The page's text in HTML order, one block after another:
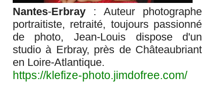
Nantes-Erbray: Auteur photographe
portraitiste, retraité, toujours passionné
de photo, Jean-Louis dispose d'un
studio à Erbray, près de Châteaubriant
en Loire-Atlantique.
https://klefize-photo.jimdofree.com/